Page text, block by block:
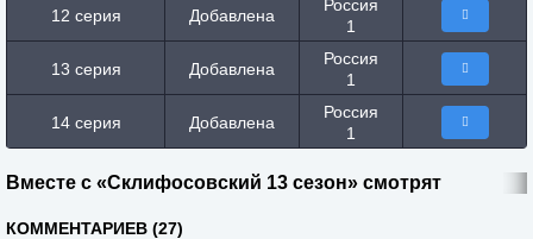
12 серия Добавлена
Россия
1
13 серия Добавлена
Россия
1
14 серия Добавлена
Россия
1
Вместе с «Склифосовский 13 сезон» смотрят
КОММЕНТАРИЕВ (27)